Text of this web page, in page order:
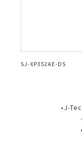
SJ-XP352AE-DS
•J-